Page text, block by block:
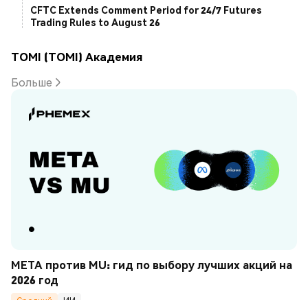
CFTC Extends Comment Period for 24/7 Futures
Trading Rules to August 26
TOMI (TOMI) Академия
Больше
META против MU: гид по выбору лучших акций на
2026 год